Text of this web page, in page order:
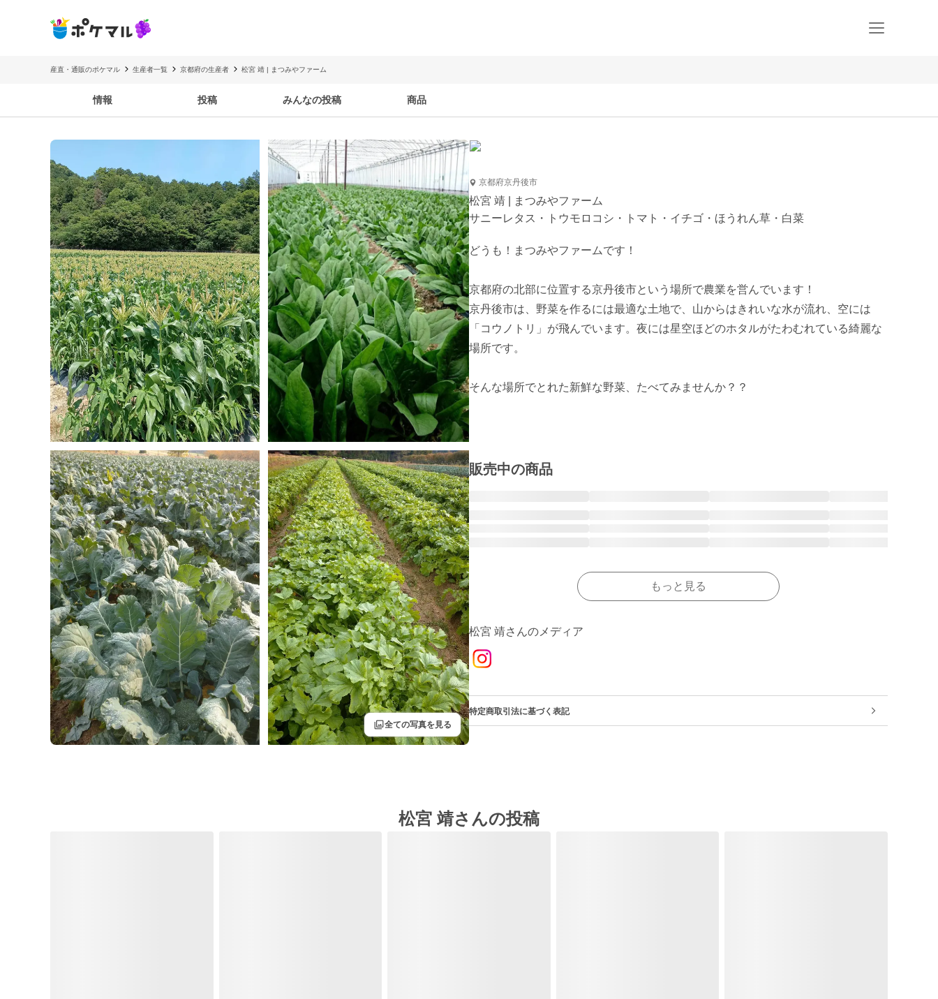
産直・通販のポケマル 生産者一覧 京都府の生産者 松宮 靖 | まつみやファーム
情報 投稿 みんなの投稿 商品
filter全ての写真を見る
京都府京丹後市
松宮 靖 | まつみやファーム
サニーレタス・トウモロコシ・トマト・イチゴ・ほうれん草・白菜
どうも！まつみやファームです！
京都府の北部に位置する京丹後市という場所で農業を営んでいます！
京丹後市は、野菜を作るには最適な土地で、山からはきれいな水が流れ、空には
「コウノトリ」が飛んでいます。夜には星空ほどのホタルがたわむれている綺麗な
場所です。
そんな場所でとれた新鮮な野菜、たべてみませんか？？
販売中の商品
もっと見る
松宮 靖さんのメディア
特定商取引法に基づく表記
松宮 靖さんの投稿